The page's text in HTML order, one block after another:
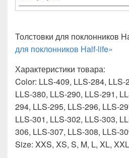
Толстовки для поклонников
для поклонников Half-life»
Характеристики товара:
Color: LLS-409, LLS-284,
LLS-380, LLS-290, LLS-291,
294, LLS-295, LLS-296, LLS-
LLS-301, LLS-302, LLS-303,
306, LLS-307, LLS-308, LLS-
Size: XXS, XS, S, M, L, XL,